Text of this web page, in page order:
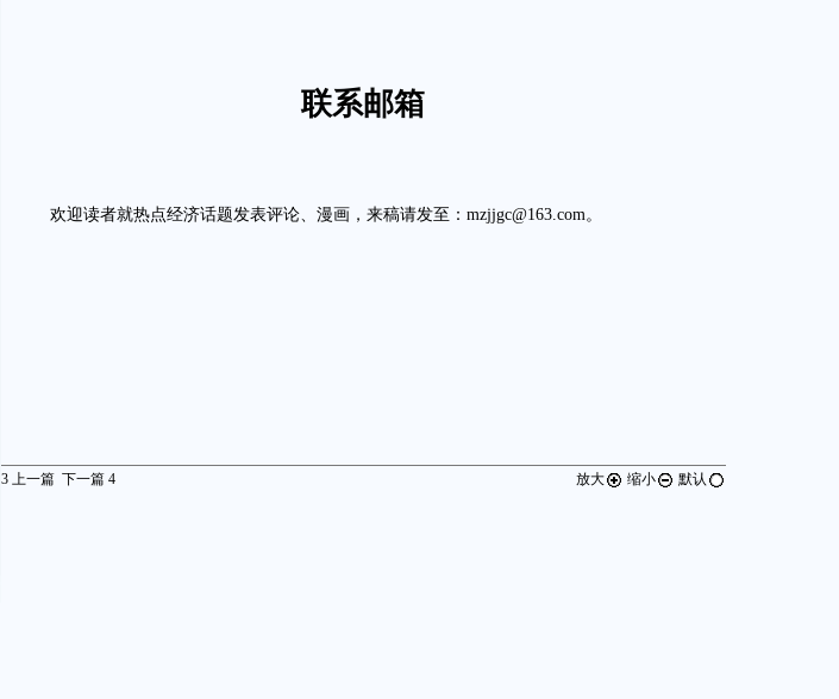
联系邮箱
欢迎读者就热点经济话题发表评论、漫画，来稿请发至：mzjjgc@163.com。
3上一篇 下一篇 4 放大 缩小 默认